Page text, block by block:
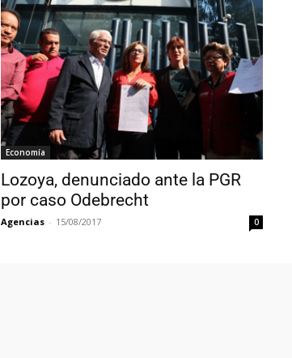
Economía
Lozoya, denunciado ante la PGR
por caso Odebrecht
Agencias - 15/08/2017 0